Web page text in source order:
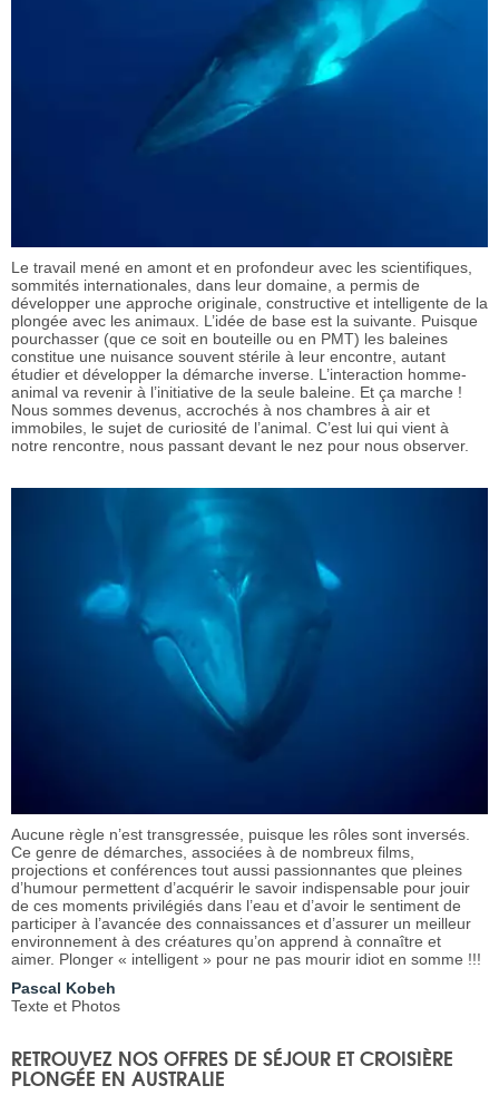
Le travail mené en amont et en profondeur avec les scientifiques,
sommités internationales, dans leur domaine, a permis de
développer une approche originale, constructive et intelligente de la
plongée avec les animaux. L’idée de base est la suivante. Puisque
pourchasser (que ce soit en bouteille ou en PMT) les baleines
constitue une nuisance souvent stérile à leur encontre, autant
étudier et développer la démarche inverse. L’interaction homme-
animal va revenir à l’initiative de la seule baleine. Et ça marche !
Nous sommes devenus, accrochés à nos chambres à air et
immobiles, le sujet de curiosité de l’animal. C’est lui qui vient à
notre rencontre, nous passant devant le nez pour nous observer.
Aucune règle n’est transgressée, puisque les rôles sont inversés.
Ce genre de démarches, associées à de nombreux films,
projections et conférences tout aussi passionnantes que pleines
d’humour permettent d’acquérir le savoir indispensable pour jouir
de ces moments privilégiés dans l’eau et d’avoir le sentiment de
participer à l’avancée des connaissances et d’assurer un meilleur
environnement à des créatures qu’on apprend à connaître et
aimer. Plonger « intelligent » pour ne pas mourir idiot en somme !!!
Pascal Kobeh
Texte et Photos
RETROUVEZ NOS OFFRES DE SÉJOUR ET CROISIÈRE
PLONGÉE EN AUSTRALIE